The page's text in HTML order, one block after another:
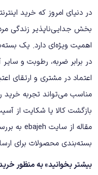
در دنیای امروز که خرید
بخش جدایی‌ناپذیر زندگی
اهمیت ویژه‌ای دارد. یک
در برابر ضربه، رطوبت و
اعتماد در مشتری و ارتقای
مناسب می‌تواند تجربه خرید
بازگشت کالا یا شکایت از
مقاله از سایت ebajeh به
بسته‌بندی محصولات برای
بیشتر بخوانید» به منظور